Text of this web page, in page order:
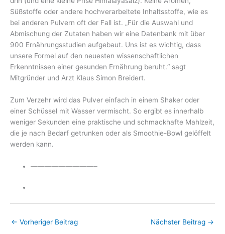
Süßstoffe oder andere hochverarbeitete Inhaltsstoffe, wie es
bei anderen Pulvern oft der Fall ist. „Für die Auswahl und
Abmischung der Zutaten haben wir eine Datenbank mit über
900 Ernährungsstudien aufgebaut. Uns ist es wichtig, dass
unsere Formel auf den neuesten wissenschaftlichen
Erkenntnissen einer gesunden Ernährung beruht.“ sagt
Mitgründer und Arzt Klaus Simon Breidert.
Zum Verzehr wird das Pulver einfach in einem Shaker oder
einer Schüssel mit Wasser vermischt. So ergibt es innerhalb
weniger Sekunden eine praktische und schmackhafte Mahlzeit,
die je nach Bedarf getrunken oder als Smoothie-Bowl gelöffelt
werden kann.
—————————–
← Vorheriger Beitrag Nächster Beitrag →